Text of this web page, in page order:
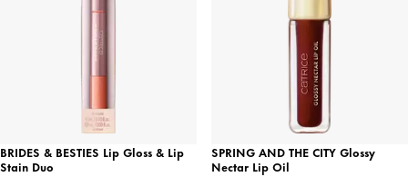
BRIDES & BESTIES Lip Gloss & Lip
Stain Duo
SPRING AND THE CITY Glossy
Nectar Lip Oil